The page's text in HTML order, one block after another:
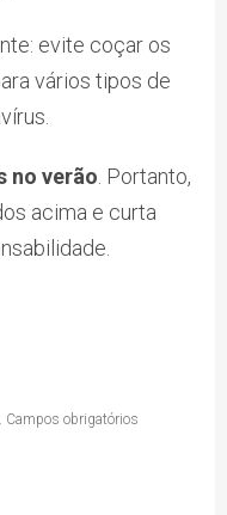
evite coçar os
vários tipos de
no verão . Portanto,
acima e curta
Campos obrigatórios